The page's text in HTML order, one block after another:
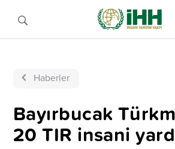
Haberler
Bayırbucak
20 TIR insani